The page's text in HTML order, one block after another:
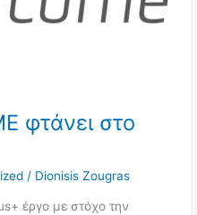
φτάνει στο
/ Dionisis Zougras
έργο με στόχο την